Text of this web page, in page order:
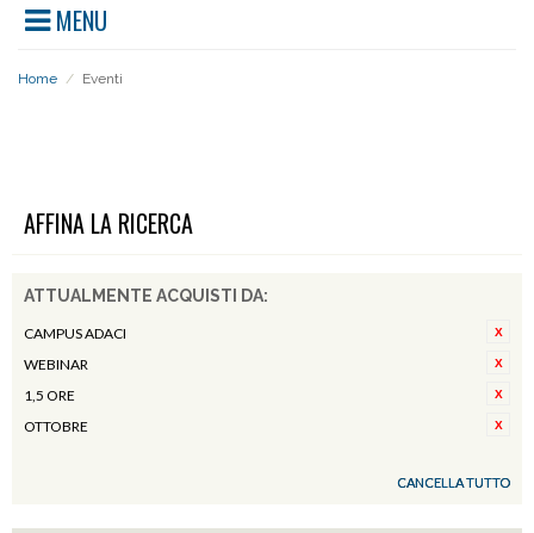
MENU
Home / Eventi
AFFINA LA RICERCA
ATTUALMENTE ACQUISTI DA:
CAMPUS ADACI
WEBINAR
1,5 ORE
OTTOBRE
CANCELLA TUTTO